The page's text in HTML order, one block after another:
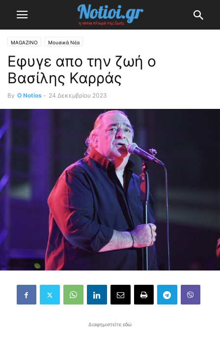
MAGAZINO Μουσικά Νέα
Εφυγε απο την ζωή ο
Βασίλης Καρράς
By O Notios - 24 Δεκεμβρίου 2023
Διαφημιστείτε εδώ